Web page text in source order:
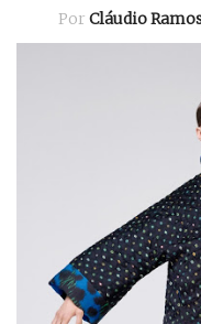
Por Cláudio